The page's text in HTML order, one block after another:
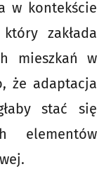
w kontekście
zakłada
mieszkań w
że adaptacja
stać się
elementów